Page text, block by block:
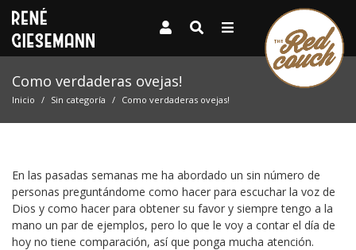
Como verdaderas ovejas!
Inicio Sin categoría Como verdaderas ovejas!
En las pasadas semanas me ha abordado un sin número de
personas preguntándome como hacer para escuchar la voz de
Dios y como hacer para obtener su favor y siempre tengo a la
mano un par de ejemplos, pero lo que le voy a contar el día de
hoy no tiene comparación, así que ponga mucha atención.